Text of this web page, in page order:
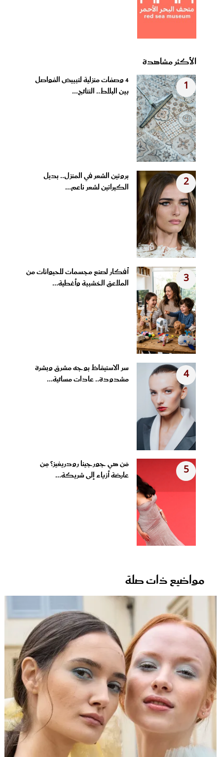
الأكثر مشاهدة
1
4 وصفات منزلية لتبييض الفواصل
بين البلاط.. النتائج...
2
بروتين الشعر في المنزل.. بديل
الكيراتين لشعر ناعم...
3
أفكار لصنع مجسمات للحيوانات من
الملاعق الخشبية وأغطية...
4
سر الاستيقاظ بوجه مشرق وبشرة
مشدودة.. عادات مسائية...
5
مَن هي جورجينا رودريغيز؟ مِن
عارضة أزياء إلى شريكة...
مواضيع ذات صلة